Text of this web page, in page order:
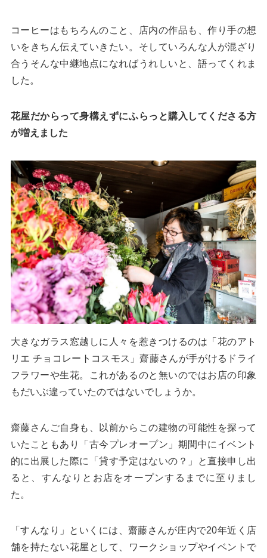
コーヒーはもちろんのこと、店内の作品も、作り手の想
いをきちん伝えていきたい。そしていろんな人が混ざり
合うそんな中継地点になればうれしいと、語ってくれま
した。
花屋だからって身構えずにふらっと購入してくださる方
が増えました
大きなガラス窓越しに人々を惹きつけるのは「花のアト
リエ チョコレートコスモス」齋藤さんが手がけるドライ
フラワーや生花。これがあるのと無いのではお店の印象
もだいぶ違っていたのではないでしょうか。
齋藤さんご自身も、以前からこの建物の可能性を探って
いたこともあり「古今プレオープン」期間中にイベント
的に出展した際に「貸す予定はないの？」と直接申し出
ると、すんなりとお店をオープンするまでに至りまし
た。
「すんなり」といくには、齋藤さんが庄内で20年近く店
舗を持たない花屋として、ワークショップやイベントで